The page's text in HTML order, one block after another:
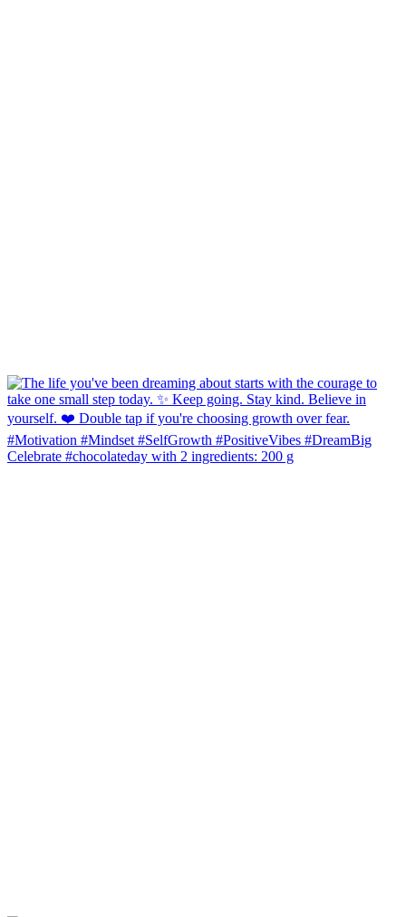
Celebrate #chocolateday with 2 ingredients: 200 g